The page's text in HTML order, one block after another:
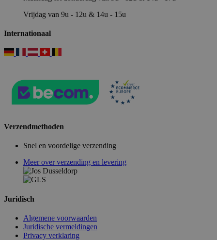
Vrijdag van 9u - 12u & 14u - 15u
Internationaal
Verzendmethoden
Snel en voordelige verzending
Meer over verzending en levering
Juridisch
Algemene voorwaarden
Juridische vermeldingen
Privacy verklaring